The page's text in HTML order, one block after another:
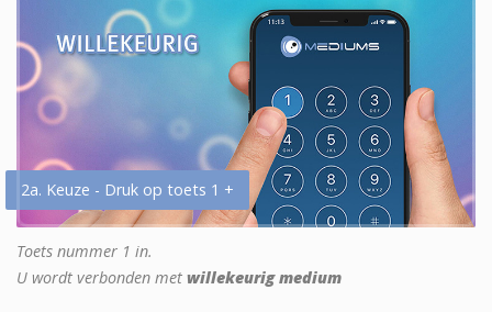
2a. Keuze - Druk op toets 1 +
Toets nummer 1 in.
U wordt verbonden met willekeurig medium